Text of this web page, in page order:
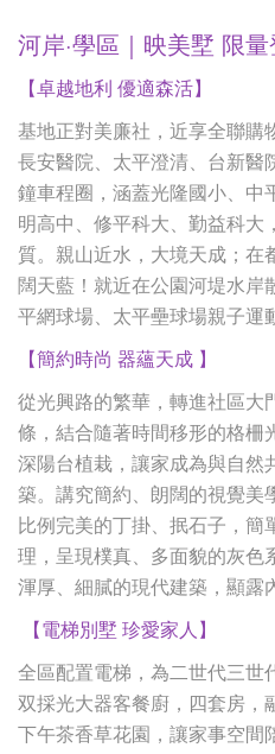
河岸·學區｜映美墅 限
【卓越地利 優適森活】
基地正對美廉社，近享全聯購
長安醫院、太平澄清、台新
鐘車程圈，涵蓋光隆國小、中
明高中、修平科大、勤益科大
質。親山近水，大境天成；在
闊天藍！就近在公園河堤水岸
平網球場、太平壘球場親子運
【簡約時尚 器蘊天成 】
從光興路的繁華，轉進社區大
條，結合隨著時間移形的格柵
深陽台植栽，讓家成為與自然
築。講究簡約、朗闊的視覺美
比例完美的丁掛、抿石子，簡
理，呈現樸真、多面貌的灰色
渾厚、細膩的現代建築，顯露
【電梯別墅 珍愛家人】
全區配置電梯，為二世代三世
双採光大器客餐廚，四套房，
下午茶香草花園，讓家事空間